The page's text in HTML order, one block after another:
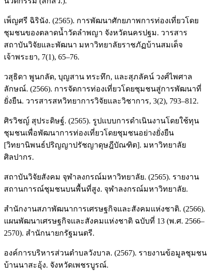
เพ็ญศรี ฉิรินัง. (2565). การพัฒนาศักยภาพการท่องเที่ยวโดย
ชุมชนของตลาดน้ำวัดลำพญา จังหวัดนครปฐม. วารสาร
สถาบันวิจัยและพัฒนา มหาวิทยาลัยราชภัฏบ้านสมเด็จ
เจ้าพระยา, 7(1), 65–76.
วสุธิดา พูนกลัด, บุญสาน ทระทึก, และสุภลัคน์ วงศ์ไพศาล
ลักษณ์. (2566). การจัดการท่องเที่ยวโดยชุมชนสู่การพัฒนาที่
ยั่งยืน. วารสารสหวิทยาการวิจัยและวิชาการ, 3(2), 793–812.
ศิรวิชญ์ สุประดิษฐ์. (2565). รูปแบบการดำเนินงานโดยใช้ทุน
ชุมชนเพื่อพัฒนาการท่องเที่ยวโดยชุมชนอย่างยั่งยืน
[วิทยานิพนธ์ปริญญาปรัชญาดุษฎีบัณฑิต]. มหาวิทยาลัย
ศิลปากร.
สถาบันวิจัยสังคม จุฬาลงกรณ์มหาวิทยาลัย. (2565). รายงาน
สถานการณ์ชุมชนบนพื้นที่สูง. จุฬาลงกรณ์มหาวิทยาลัย.
สำนักงานสภาพัฒนาการเศรษฐกิจและสังคมแห่งชาติ. (2566).
แผนพัฒนาเศรษฐกิจและสังคมแห่งชาติ ฉบับที่ 13 (พ.ศ. 2566–
2570). สำนักนายกรัฐมนตรี.
องค์การบริหารส่วนตำบลวังบาล. (2567). รายงานข้อมูลชุมชน
บ้านนาสะอุ้ง. จังหวัดเพชรบูรณ์.